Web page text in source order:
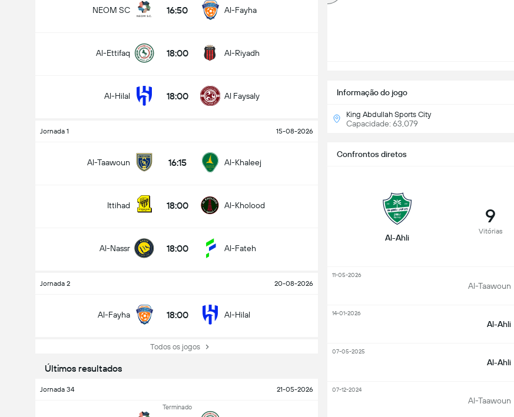
NEOM SC 16:50 Al-Fayha
Al-Ettifaq 18:00 Al-Riyadh
Al-Hilal 18:00 Al Faysaly
Jornada 1 15-08-2026
Al-Taawoun 16:15 Al-Khaleej
Ittihad 18:00 Al-Kholood
Al-Nassr 18:00 Al-Fateh
Jornada 2 20-08-2026
Al-Fayha 18:00 Al-Hilal
Todos os jogos
Últimos resultados
Jornada 34 21-05-2026
Terminado
Informação do jogo
King Abdullah Sports City
Capacidade: 63,079
Confrontos diretos
Al-Ahli
9
Vitórias
Al-Taawoun
11-05-2026
Al-Ahli
14-01-2026
Al-Ahli
07-05-2025
Al-Taawoun
07-12-2024